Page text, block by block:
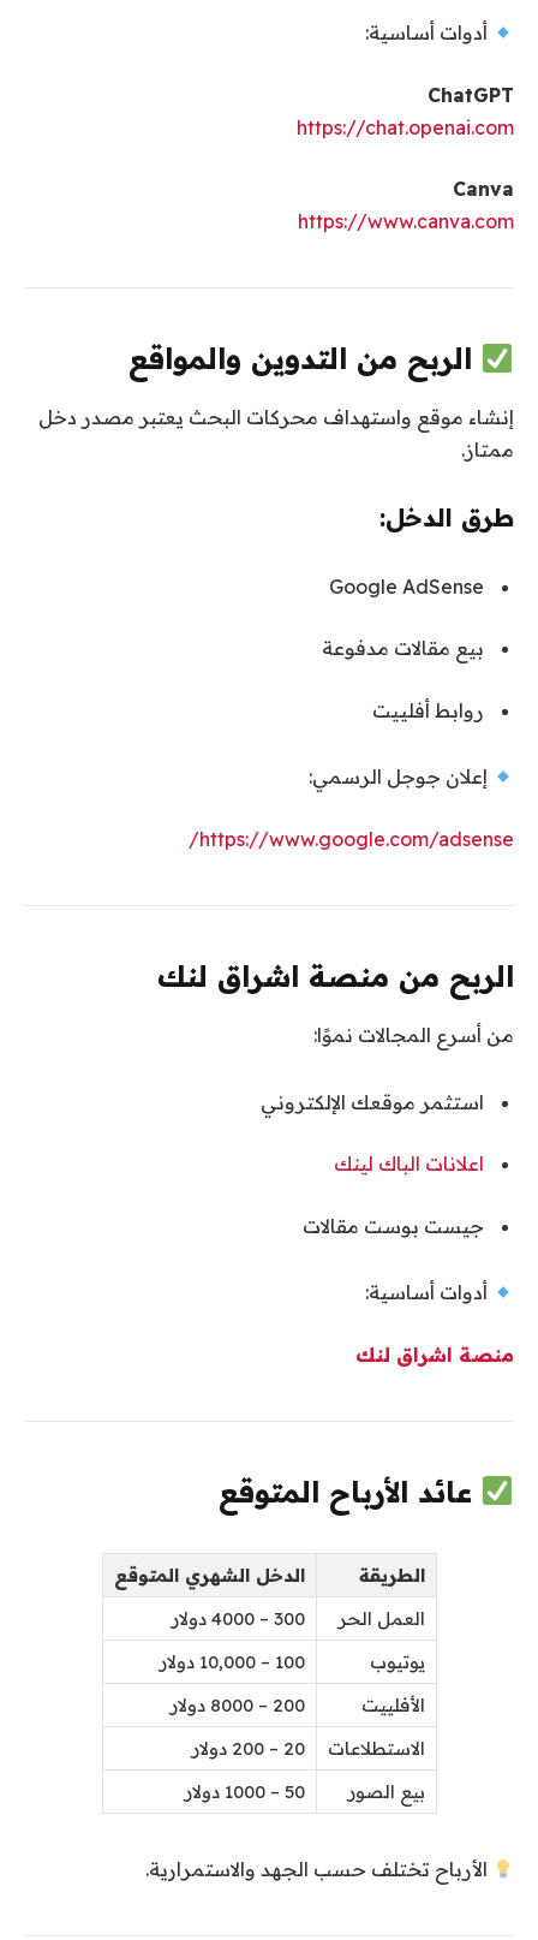
أدوات أساسية:
ChatGPT
https://chat.openai.com
Canva
https://www.canva.com
الربح من التدوين والمواقع
إنشاء موقع واستهداف محركات البحث يعتبر مصدر دخل
ممتاز.
طرق الدخل:
Google AdSense
بيع مقالات مدفوعة
روابط أفلييت
إعلان جوجل الرسمي:
https://www.google.com/adsense/
الربح من منصة اشراق لنك
من أسرع المجالات نموًا:
استثمر موقعك الإلكتروني
اعلانات الباك لينك
جيست بوست مقالات
أدوات أساسية:
منصة اشراق لنك
عائد الأرباح المتوقع
الطريقة
الدخل الشهري المتوقع
العمل الحر
300 – 4000 دولار
يوتيوب
100 – 10,000 دولار
الأفلييت
200 – 8000 دولار
الاستطلاعات
20 – 200 دولار
بيع الصور
50 – 1000 دولار
الأرباح تختلف حسب الجهد والاستمرارية.